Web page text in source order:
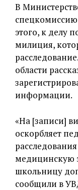
В
спецкомиссию
этого, к делу
милиция,
области
информации.
«На [записи]
оскорбляет
медицинскую
школьницу
сообщили в